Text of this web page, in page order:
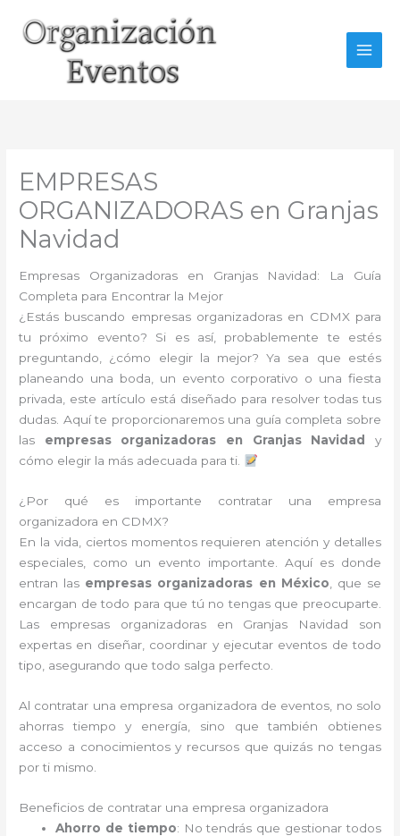
contenido
EMPRESAS
ORGANIZADORAS en Granjas
Navidad
Empresas Organizadoras en Granjas Navidad: La Guía
Completa para Encontrar la Mejor
¿Estás buscando empresas organizadoras en CDMX para
tu próximo evento? Si es así, probablemente te estés
preguntando, ¿cómo elegir la mejor? Ya sea que estés
planeando una boda, un evento corporativo o una fiesta
privada, este artículo está diseñado para resolver todas tus
dudas. Aquí te proporcionaremos una guía completa sobre
las empresas organizadoras en Granjas Navidad
y
cómo elegir la más adecuada para ti.
¿Por qué es importante contratar una empresa
organizadora en CDMX?
En la vida, ciertos momentos requieren atención y detalles
especiales, como un evento importante. Aquí es donde
entran las empresas organizadoras en México , que se
encargan de todo para que tú no tengas que preocuparte.
Las empresas organizadoras en Granjas Navidad son
expertas en diseñar, coordinar y ejecutar eventos de todo
tipo, asegurando que todo salga perfecto.
Al contratar una empresa organizadora de eventos, no solo
ahorras tiempo y energía, sino que también obtienes
acceso a conocimientos y recursos que quizás no tengas
por ti mismo.
Beneficios de contratar una empresa organizadora
Ahorro de tiempo: No tendrás que gestionar todos